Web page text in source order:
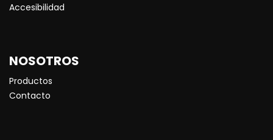
Accesibilidad
NOSOTROS
Productos
Contacto